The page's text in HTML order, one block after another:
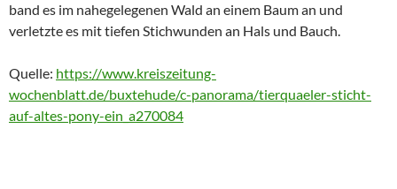
band es im nahegelegenen Wald an einem Baum an und
verletzte es mit tiefen Stichwunden an Hals und Bauch.
Quelle: https://www.kreiszeitung-
wochenblatt.de/buxtehude/c-panorama/tierquaeler-sticht-
auf-altes-pony-ein_a270084